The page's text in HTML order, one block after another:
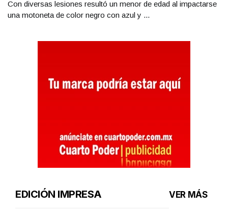
Con diversas lesiones resultó un menor de edad al impactarse
una motoneta de color negro con azul y ...
EDICIÓN IMPRESA VER MÁS